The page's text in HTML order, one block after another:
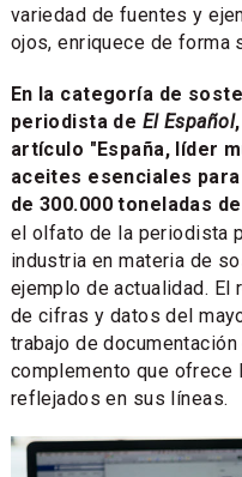
variedad de fuentes y
ojos, enriquece de forma
En la categoría de
periodista de El Español
artículo "España, líder
aceites esenciales
de 300.000 toneladas de
el olfato de la periodista
industria en materia de
ejemplo de actualidad. El
de cifras y datos del
trabajo de
complemento que ofrece
reflejados en sus líneas.